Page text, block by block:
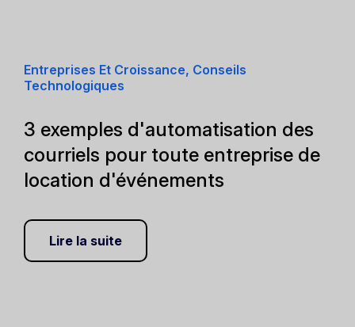
Entreprises Et Croissance, Conseils
Technologiques
3 exemples d'automatisation des
courriels pour toute entreprise de
location d'événements
Lire la suite